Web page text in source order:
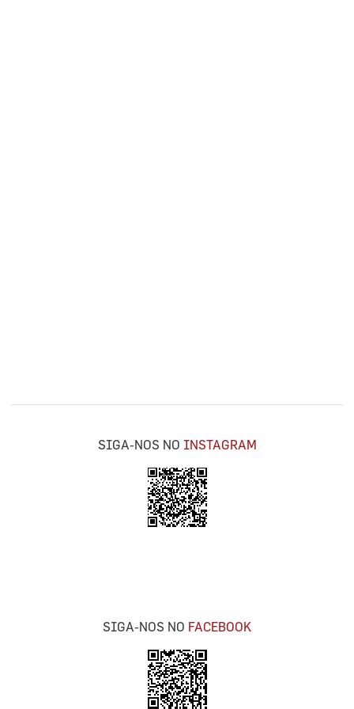
SIGA-NOS NO INSTAGRAM
SIGA-NOS NO FACEBOOK